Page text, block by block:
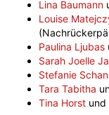
Lina Baumann
Louise
Paulina Ljubas
Sarah Joelle
Stefanie
Tara Tabitha
Tina Horst und